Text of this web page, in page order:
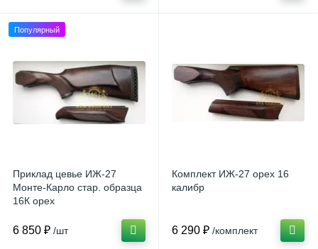
Популярный
Приклад цевье ИЖ-27
Монте-Карло стар. образца
16К орех
6 850 ₽ /шт
Комплект ИЖ-27 орех 16
калибр
6 290 ₽ /комплект